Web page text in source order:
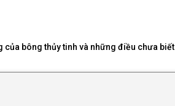
bông thủy tinh và những điều chưa